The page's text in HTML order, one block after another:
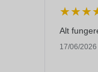
★★★
Alt
17/06/2026